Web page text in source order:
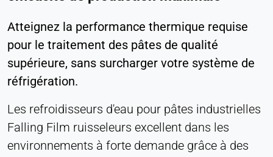
Atteignez la performance thermique requise
pour le traitement des pâtes de qualité
supérieure, sans surcharger votre système de
réfrigération.
Les refroidisseurs d'eau pour pâtes industrielles
Falling Film ruisseleurs excellent dans les
environnements à forte demande grâce à des